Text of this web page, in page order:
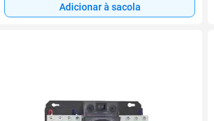
Adicionar à sacola